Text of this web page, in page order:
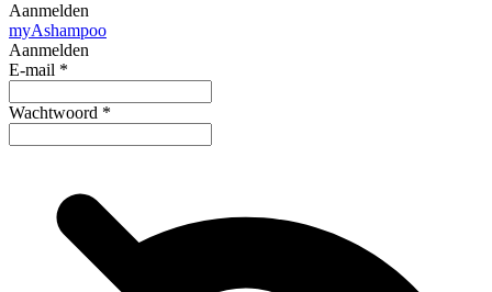
Aanmelden
myAshampoo
Aanmelden
E-mail *
Wachtwoord *